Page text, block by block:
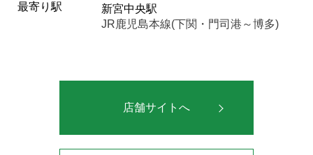
最寄り駅
新宮中央駅
JR鹿児島本線(下関・門司港～博多)
店舗サイトへ